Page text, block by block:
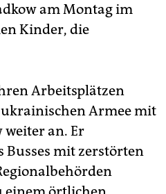
am Montag im
Kinder, die
Arbeitsplätzen
Armee mit
weiter an. Er
Busses mit zerstörten